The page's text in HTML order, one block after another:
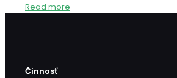
Read more
Činnosť